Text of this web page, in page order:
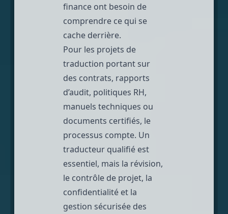
finance ont besoin de
comprendre ce qui se
cache derrière.
Pour les projets de
traduction portant sur
des contrats, rapports
d’audit, politiques RH,
manuels techniques ou
documents certifiés, le
processus compte. Un
traducteur qualifié est
essentiel, mais la révision,
le contrôle de projet, la
confidentialité et la
gestion sécurisée des